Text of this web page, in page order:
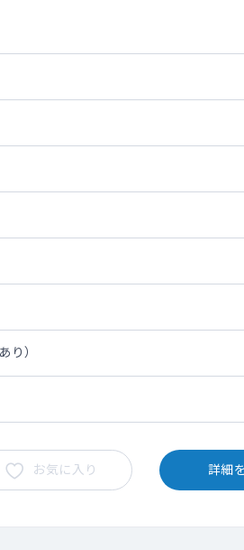
）
お気に入り 詳細